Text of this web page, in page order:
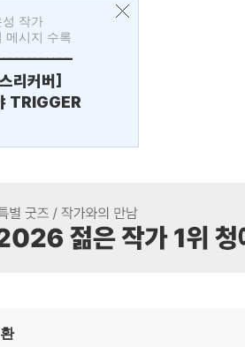
성 작가
메시지 수록
리커버]
TRIGGER